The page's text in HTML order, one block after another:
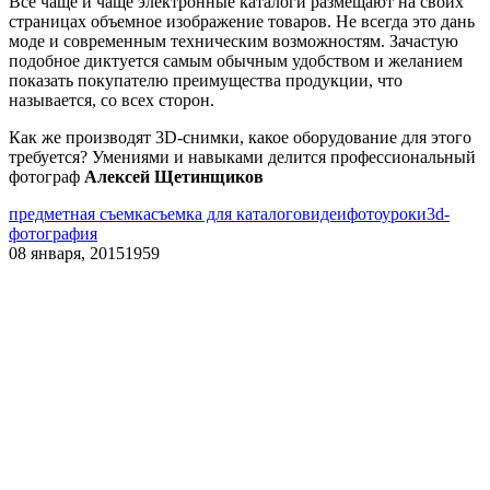
страницах объемное изображение товаров. Не всегда это дань
моде и современным техническим возможностям. Зачастую
подобное диктуется самым обычным удобством и желанием
показать покупателю преимущества продукции, что
называется, со всех сторон.
Как же производят 3D-снимки, какое оборудование для этого
требуется? Умениями и навыками делится профессиональный
фотограф Алексей Щетинщиков
предметная съемкасъемка для каталоговидеифотоуроки3d-
фотография
08 января, 20151959